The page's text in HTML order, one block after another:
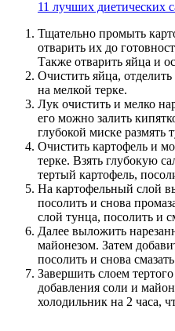
11 лучших диетических
Тщательно промыть
отварить их до
Также отварить яйца и
Очистить яйца,
на мелкой терке.
Лук очистить и мелко
его можно залить
глубокой миске
Очистить картофель и
терке. Взять глубокую
тертый картофель,
На картофельный слой
посолить и снова
слой тунца, посолить и
Далее выложить
майонезом. Затем
посолить и снова
Завершить слоем
добавления соли и
холодильник на 2 часа,